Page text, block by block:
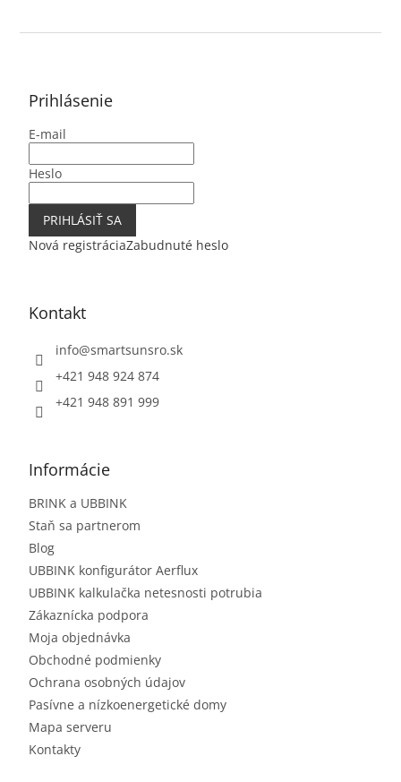
Prihlásenie
E-mail
Heslo
PRIHLÁSIŤ SA
Nová registráciaZabudnuté heslo
Kontakt
info@smartsunsro.sk
+421 948 924 874
+421 948 891 999
Informácie
BRINK a UBBINK
Staň sa partnerom
Blog
UBBINK konfigurátor Aerflux
UBBINK kalkulačka netesnosti potrubia
Zákaznícka podpora
Moja objednávka
Obchodné podmienky
Ochrana osobných údajov
Pasívne a nízkoenergetické domy
Mapa serveru
Kontakty